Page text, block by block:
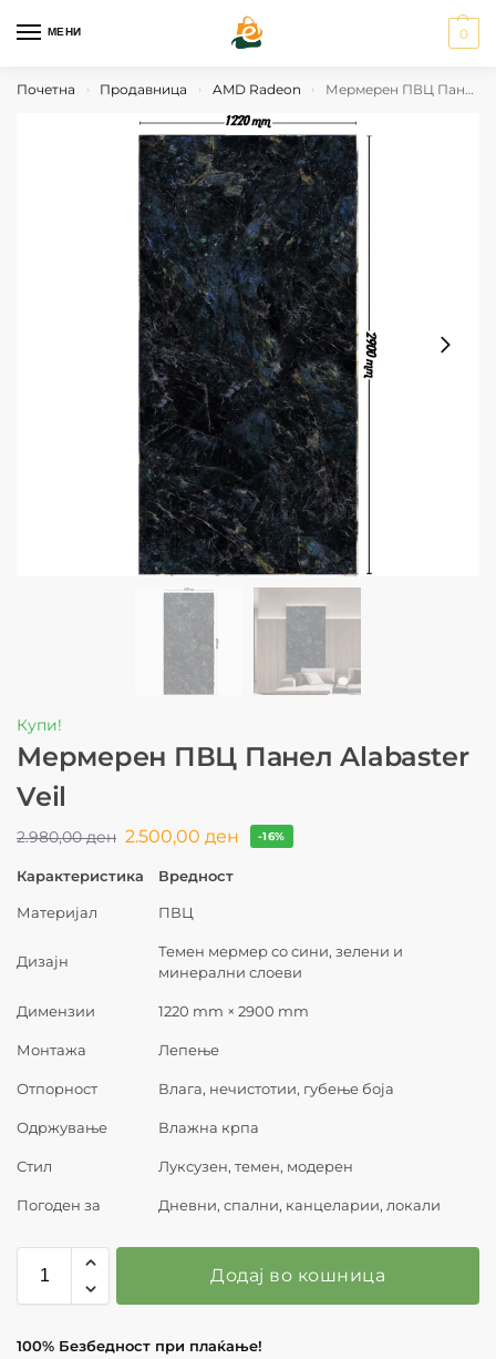
МЕНИ 0
Почетна › Продавница › AMD Radeon › Мермерен ПВЦ Панел Alabaster Veil
Купи!
Мермерен ПВЦ Панел Alabaster
Veil
2.980,00ден 2.500,00 ден -16%
Карактеристика Вредност
Материјал ПВЦ
Дизајн
Темен мермер со сини, зелени и
минерални слоеви
Димензии 1220 mm × 2900 mm
Монтажа Лепење
Отпорност Влага, нечистотии, губење боја
Одржување Влажна крпа
Стил Луксузен, темен, модерен
Погоден за Дневни, спални, канцеларии, локали
Додај во кошница
100% Безбедност при плаќање!